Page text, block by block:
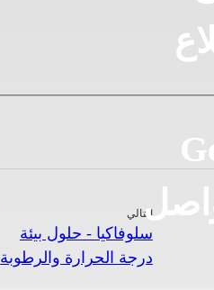
التالي
سلوفاكيا - حلول بيئة
درجة الحرارة والرطوبة